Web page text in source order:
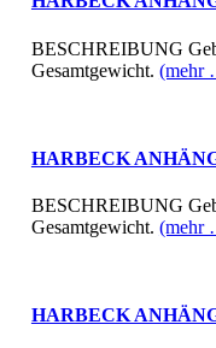
BESCHREIBUNG
Gesamtgewicht. (mehr
HARBECK
BESCHREIBUNG
Gesamtgewicht. (mehr
HARBECK